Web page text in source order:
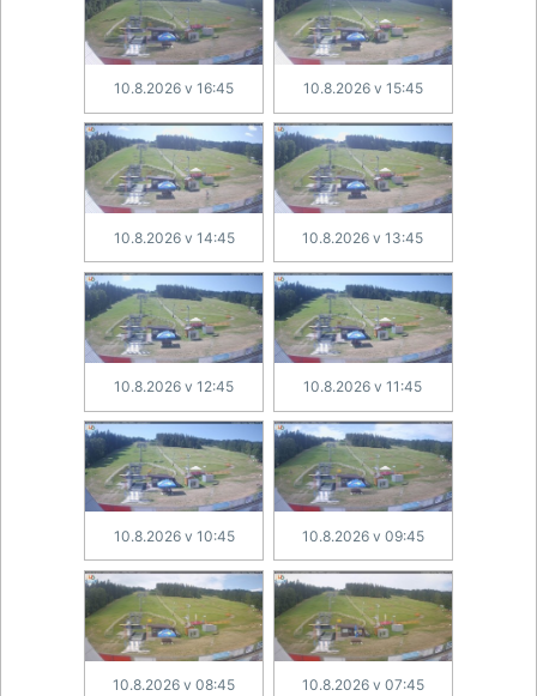
10.8.2026 v 16:45 10.8.2026 v 15:45
10.8.2026 v 14:45 10.8.2026 v 13:45
10.8.2026 v 12:45 10.8.2026 v 11:45
10.8.2026 v 10:45 10.8.2026 v 09:45
10.8.2026 v 08:45 10.8.2026 v 07:45